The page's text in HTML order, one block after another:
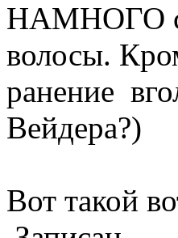
НАМНОГО
волосы.
ранение
Вейдера?)
Вот такой